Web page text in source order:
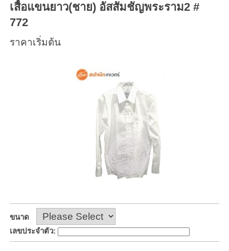
เสื้อแขนยาว(ชาย) อัสสัมชัญพระราม2 #
772
ราคาเริ่มต้น
ขนาด
เลขประจำตัว: